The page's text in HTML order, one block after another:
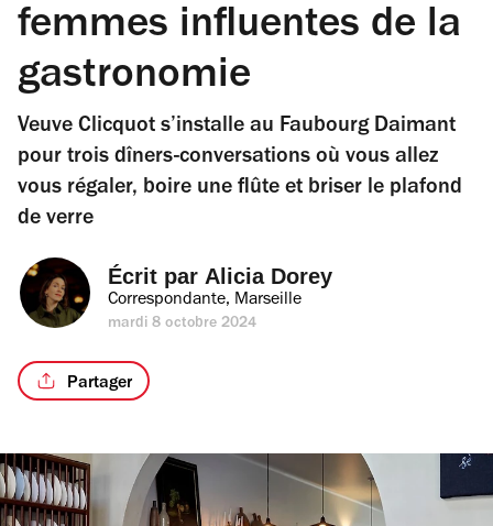
femmes influentes de la
gastronomie
Veuve Clicquot s’installe au Faubourg Daimant
pour trois dîners-conversations où vous allez
vous régaler, boire une flûte et briser le plafond
de verre
Écrit par Alicia Dorey
Correspondante, Marseille
mardi 8 octobre 2024
Partager